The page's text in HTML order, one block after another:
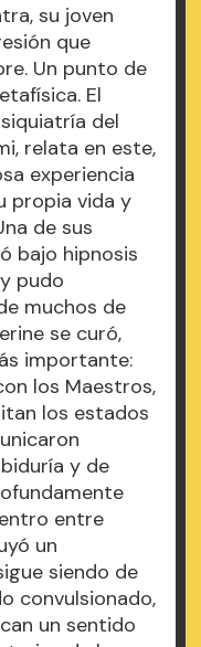
su joven
que
Un punto de
El
del
relata en este,
experiencia
propia vida y
de sus
bajo hipnosis
pudo
muchos de
se curó,
importante:
los Maestros,
los estados
y de
entre
un
siendo de
convulsionado,
un sentido